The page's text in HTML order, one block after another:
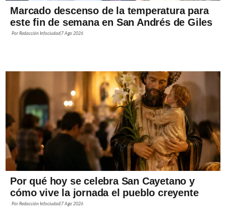
Marcado descenso de la temperatura para
este fin de semana en San Andrés de Giles
PorRedacción Infociudad 7 Ago 2026
Por qué hoy se celebra San Cayetano y
cómo vive la jornada el pueblo creyente
PorRedacción Infociudad 7 Ago 2026